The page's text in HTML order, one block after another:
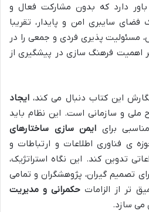
دارد که بدون مشارکت فعال و
سایبری امن و پایدار، تقریبا
مسئولیت پذیری فردی و جمعی را در
اهمیت فرهنگ سازی در پیشگیری از
این کتاب دنبال می کند، ایجاد
ملی و سازمانی است. این نظام باید
برای ایمن سازی ساختارهای
ی فناوری اطلاعات و ارتباطات و
تدوین کند. این نگاه استراتژیک،
تصمیم گیران، پژوهشگران و تمامی
تر از الزامات حکمرانی و مدیریت
می سازد.